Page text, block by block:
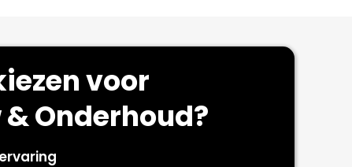
voor
& Onderhoud?